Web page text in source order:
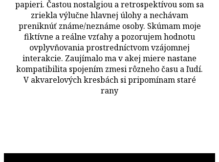
papieri. Častou nostalgiou a retrospektívou som sa
zriekla výlučne hlavnej úlohy a nechávam
preniknúť známe/neznáme osoby. Skúmam moje
fiktívne a reálne vzťahy a pozorujem hodnotu
ovplyvňovania prostredníctvom vzájomnej
interakcie. Zaujímalo ma v akej miere nastane
kompatibilita spojením zmesi rôzneho času a ľudí.
V akvarelových kresbách si pripomínam staré
rany